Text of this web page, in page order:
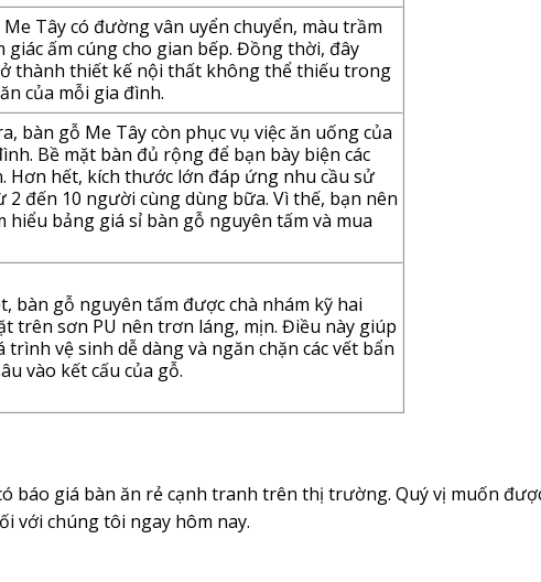
Tây có đường vân uyển chuyển, màu trầm
giác ấm cúng cho gian bếp. Đồng thời, đây
thành thiết kế nội thất không thể thiếu trong
của mỗi gia đình.
bàn gỗ Me Tây còn phục vụ việc ăn uống của
Bề mặt bàn đủ rộng để bạn bày biện các
Hơn hết, kích thước lớn đáp ứng nhu cầu sử
2 đến 10 người cùng dùng bữa. Vì thế, bạn nên
hiểu bảng giá sỉ bàn gỗ nguyên tấm và mua
bàn gỗ nguyên tấm được chà nhám kỹ hai
trên sơn PU nên trơn láng, mịn. Điều này giúp
trình vệ sinh dễ dàng và ngăn chặn các vết bẩn
vào kết cấu của gỗ.
báo giá bàn ăn rẻ cạnh tranh trên thị trường. Quý vị muốn
với chúng tôi ngay hôm nay.